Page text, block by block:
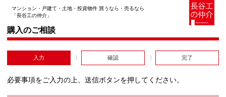
マンション・戸建て・土地・投資物件 買うなら・売るなら
「長谷工の仲介」
購入のご相談
入力 確認 完了
必要事項をご入力の上、送信ボタンを押してください。